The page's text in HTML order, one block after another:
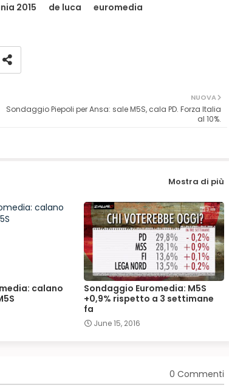
2015 de luca
euromedia
NUOVA
Sondaggio Piepoli per Ansa: sale M5S, cala PD. Forza Italia
al 10%.
Mostra di più
calano
Sondaggio Euromedia: M5S
+0,9% rispetto a 3 settimane
fa
June 15, 2016
0 Commenti